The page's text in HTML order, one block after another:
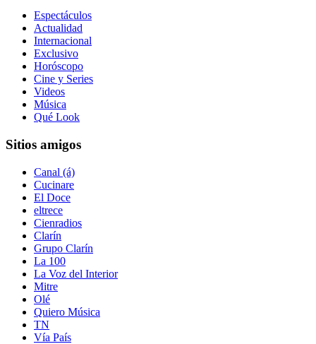
Espectáculos
Actualidad
Internacional
Exclusivo
Horóscopo
Cine y Series
Videos
Música
Qué Look
Sitios amigos
Canal (á)
Cucinare
El Doce
eltrece
Cienradios
Clarín
Grupo Clarín
La 100
La Voz del Interior
Mitre
Olé
Quiero Música
TN
Vía País